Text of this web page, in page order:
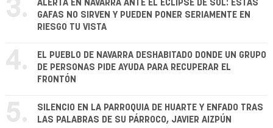
3.
ALERTA EN NAVARRA ANTE EL ECLIPSE DE SOL: ESTAS
GAFAS NO SIRVEN Y PUEDEN PONER SERIAMENTE EN
RIESGO TU VISTA
4.
EL PUEBLO DE NAVARRA DESHABITADO DONDE UN GRUPO
DE PERSONAS PIDE AYUDA PARA RECUPERAR EL
FRONTÓN
5.
SILENCIO EN LA PARROQUIA DE HUARTE Y ENFADO TRAS
LAS PALABRAS DE SU PÁRROCO, JAVIER AIZPÚN